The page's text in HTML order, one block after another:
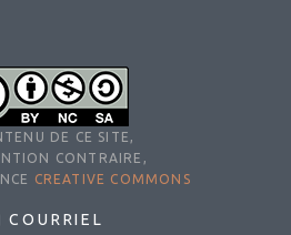
DE CE SITE,
CONTRAIRE,
CREATIVE COMMONS
COURRIEL